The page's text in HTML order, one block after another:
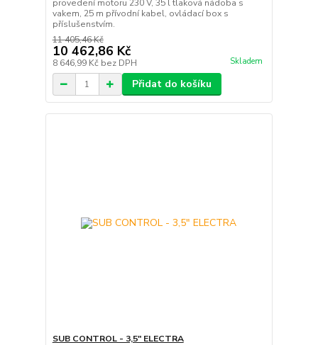
provedení motoru 230 V, 35 l tlaková nádoba s
vakem, 25 m přívodní kabel, ovládací box s
příslušenstvím.
11 405,46 Kč
10 462,86 Kč
8 646,99 Kč bez DPH Skladem
Přidat do košíku
SUB CONTROL - 3,5" ELECTRA